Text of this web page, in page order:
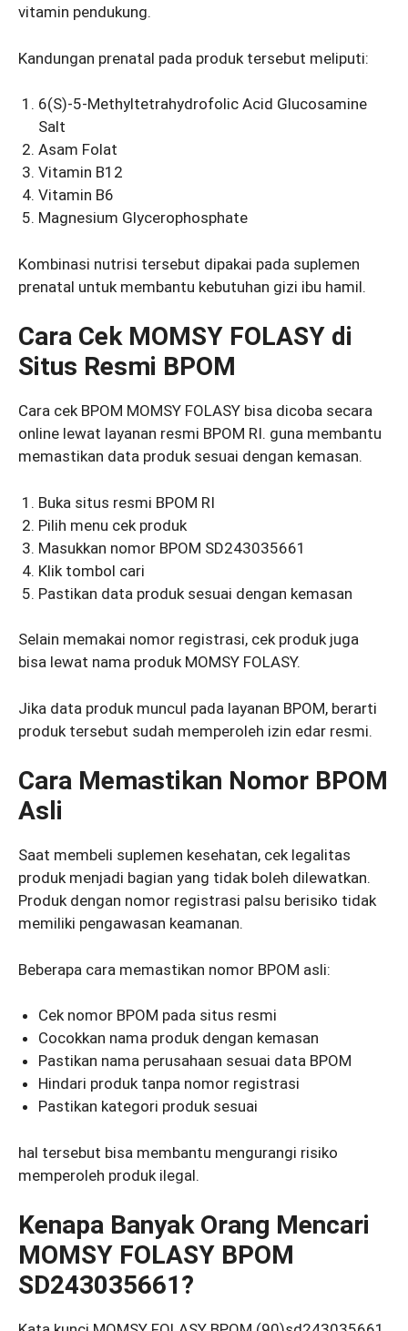
vitamin pendukung.
Kandungan prenatal pada produk tersebut meliputi:
6(S)-5-Methyltetrahydrofolic Acid Glucosamine
Salt
Asam Folat
Vitamin B12
Vitamin B6
Magnesium Glycerophosphate
Kombinasi nutrisi tersebut dipakai pada suplemen
prenatal untuk membantu kebutuhan gizi ibu hamil.
Cara Cek MOMSY FOLASY di
Situs Resmi BPOM
Cara cek BPOM MOMSY FOLASY bisa dicoba secara
online lewat layanan resmi BPOM RI. guna membantu
memastikan data produk sesuai dengan kemasan.
Buka situs resmi BPOM RI
Pilih menu cek produk
Masukkan nomor BPOM SD243035661
Klik tombol cari
Pastikan data produk sesuai dengan kemasan
Selain memakai nomor registrasi, cek produk juga
bisa lewat nama produk MOMSY FOLASY.
Jika data produk muncul pada layanan BPOM, berarti
produk tersebut sudah memperoleh izin edar resmi.
Cara Memastikan Nomor BPOM
Asli
Saat membeli suplemen kesehatan, cek legalitas
produk menjadi bagian yang tidak boleh dilewatkan.
Produk dengan nomor registrasi palsu berisiko tidak
memiliki pengawasan keamanan.
Beberapa cara memastikan nomor BPOM asli:
Cek nomor BPOM pada situs resmi
Cocokkan nama produk dengan kemasan
Pastikan nama perusahaan sesuai data BPOM
Hindari produk tanpa nomor registrasi
Pastikan kategori produk sesuai
hal tersebut bisa membantu mengurangi risiko
memperoleh produk ilegal.
Kenapa Banyak Orang Mencari
MOMSY FOLASY BPOM
SD243035661?